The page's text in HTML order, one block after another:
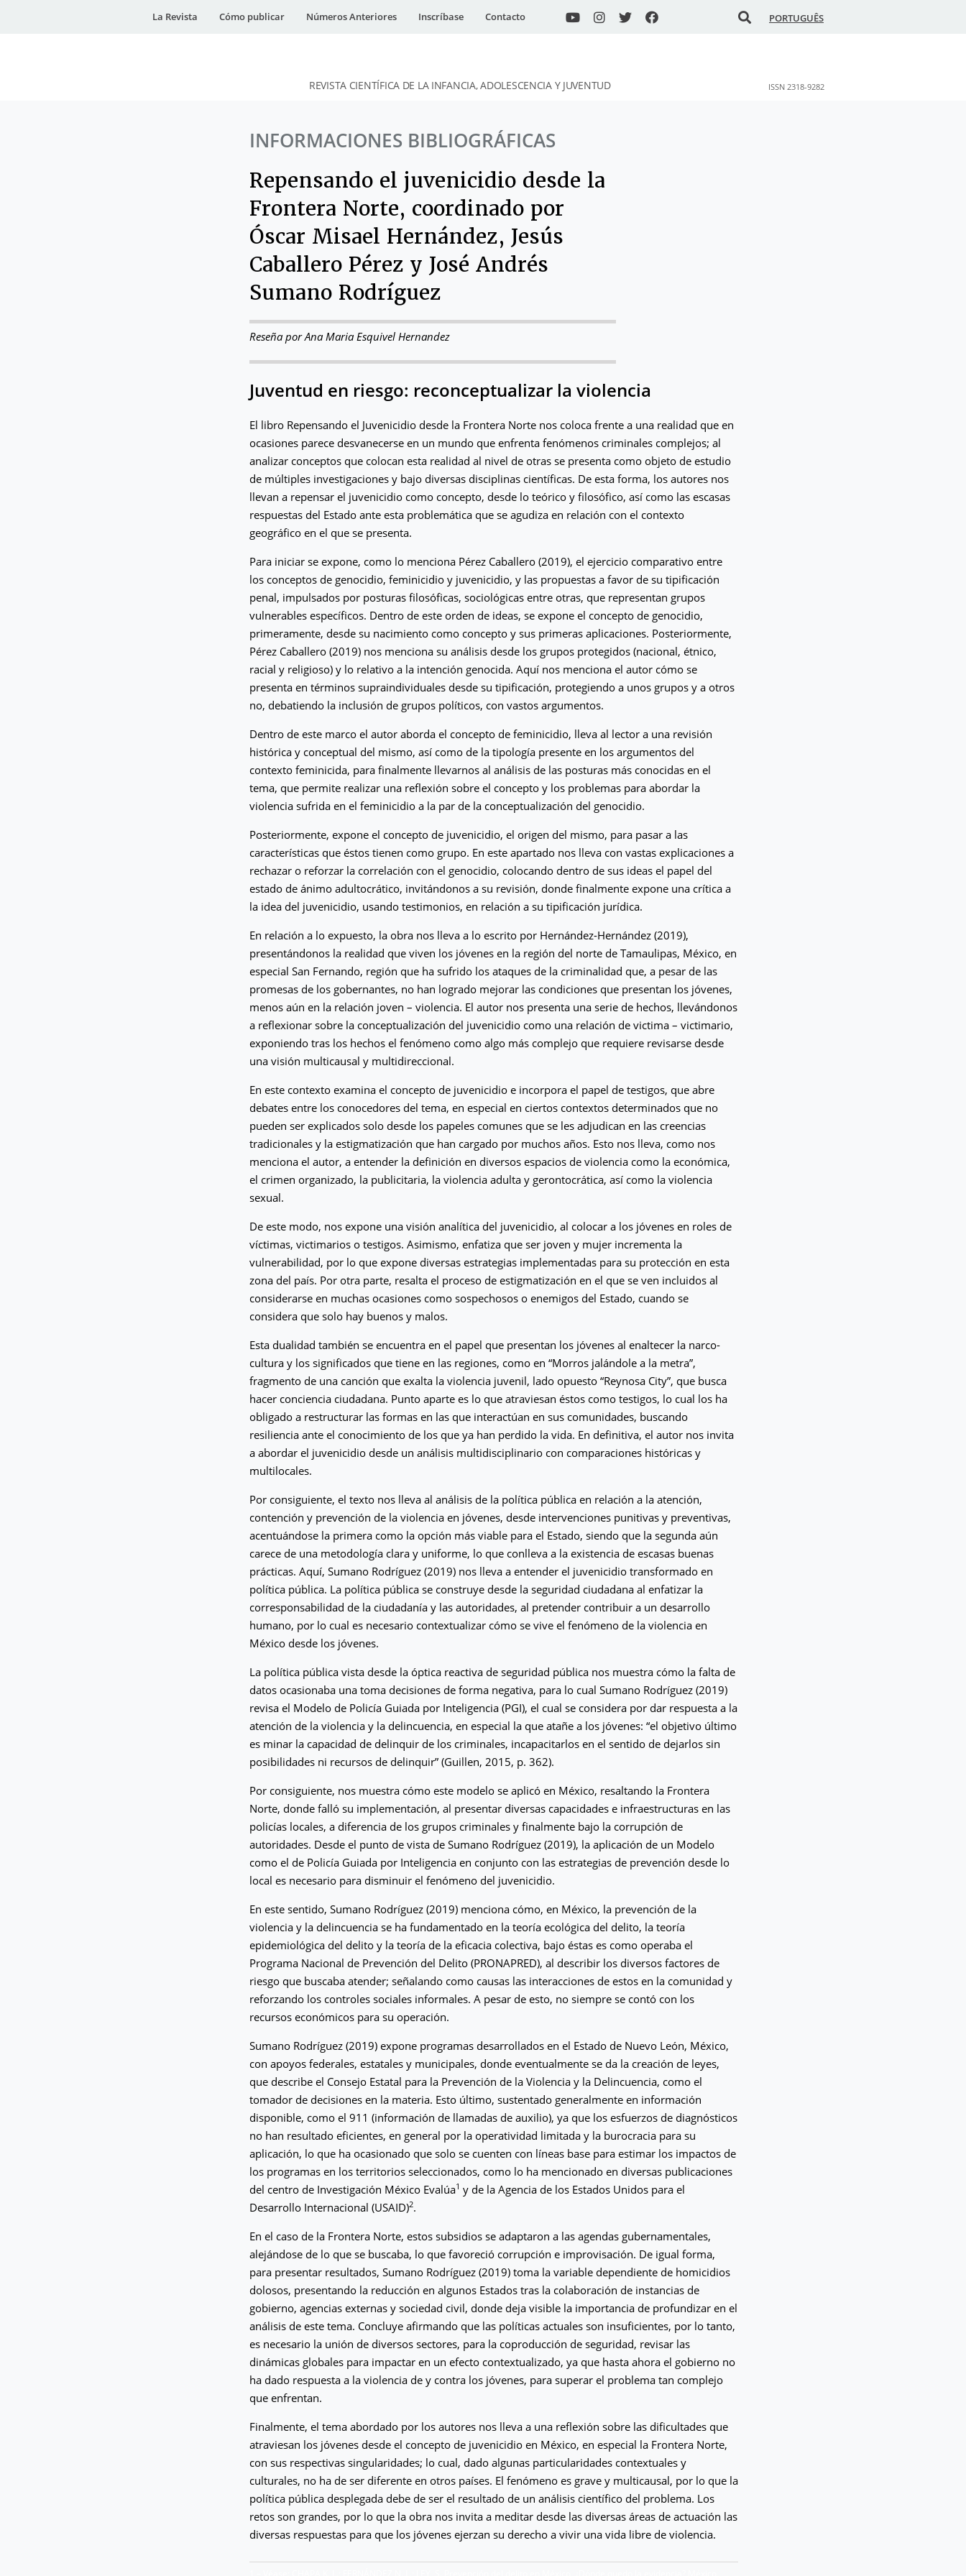
La Revista Cómo publicar Números Anteriores Inscríbase Contacto PORTUGUÊS
DESidades
REVISTA CIENTÍFICA DE LA INFANCIA, ADOLESCENCIA Y JUVENTUD ISSN 2318-9282
INFORMACIONES BIBLIOGRÁFICAS
Repensando el juvenicidio desde la
Frontera Norte, coordinado por
Óscar Misael Hernández, Jesús
Caballero Pérez y José Andrés
Sumano Rodríguez
Reseña por Ana Maria Esquivel Hernandez
Juventud en riesgo: reconceptualizar la violencia
El libro Repensando el Juvenicidio desde la Frontera Norte nos coloca frente a una realidad que en
ocasiones parece desvanecerse en un mundo que enfrenta fenómenos criminales complejos; al
analizar conceptos que colocan esta realidad al nivel de otras se presenta como objeto de estudio
de múltiples investigaciones y bajo diversas disciplinas científicas. De esta forma, los autores nos
llevan a repensar el juvenicidio como concepto, desde lo teórico y filosófico, así como las escasas
respuestas del Estado ante esta problemática que se agudiza en relación con el contexto
geográfico en el que se presenta.
Para iniciar se expone, como lo menciona Pérez Caballero (2019), el ejercicio comparativo entre
los conceptos de genocidio, feminicidio y juvenicidio, y las propuestas a favor de su tipificación
penal, impulsados por posturas filosóficas, sociológicas entre otras, que representan grupos
vulnerables específicos. Dentro de este orden de ideas, se expone el concepto de genocidio,
primeramente, desde su nacimiento como concepto y sus primeras aplicaciones. Posteriormente,
Pérez Caballero (2019) nos menciona su análisis desde los grupos protegidos (nacional, étnico,
racial y religioso) y lo relativo a la intención genocida. Aquí nos menciona el autor cómo se
presenta en términos supraindividuales desde su tipificación, protegiendo a unos grupos y a otros
no, debatiendo la inclusión de grupos políticos, con vastos argumentos.
Dentro de este marco el autor aborda el concepto de feminicidio, lleva al lector a una revisión
histórica y conceptual del mismo, así como de la tipología presente en los argumentos del
contexto feminicida, para finalmente llevarnos al análisis de las posturas más conocidas en el
tema, que permite realizar una reflexión sobre el concepto y los problemas para abordar la
violencia sufrida en el feminicidio a la par de la conceptualización del genocidio.
Posteriormente, expone el concepto de juvenicidio, el origen del mismo, para pasar a las
características que éstos tienen como grupo. En este apartado nos lleva con vastas explicaciones a
rechazar o reforzar la correlación con el genocidio, colocando dentro de sus ideas el papel del
estado de ánimo adultocrático, invitándonos a su revisión, donde finalmente expone una crítica a
la idea del juvenicidio, usando testimonios, en relación a su tipificación jurídica.
En relación a lo expuesto, la obra nos lleva a lo escrito por Hernández-Hernández (2019),
presentándonos la realidad que viven los jóvenes en la región del norte de Tamaulipas, México, en
especial San Fernando, región que ha sufrido los ataques de la criminalidad que, a pesar de las
promesas de los gobernantes, no han logrado mejorar las condiciones que presentan los jóvenes,
menos aún en la relación joven – violencia. El autor nos presenta una serie de hechos, llevándonos
a reflexionar sobre la conceptualización del juvenicidio como una relación de victima – victimario,
exponiendo tras los hechos el fenómeno como algo más complejo que requiere revisarse desde
una visión multicausal y multidireccional.
En este contexto examina el concepto de juvenicidio e incorpora el papel de testigos, que abre
debates entre los conocedores del tema, en especial en ciertos contextos determinados que no
pueden ser explicados solo desde los papeles comunes que se les adjudican en las creencias
tradicionales y la estigmatización que han cargado por muchos años. Esto nos lleva, como nos
menciona el autor, a entender la definición en diversos espacios de violencia como la económica,
el crimen organizado, la publicitaria, la violencia adulta y gerontocrática, así como la violencia
sexual.
De este modo, nos expone una visión analítica del juvenicidio, al colocar a los jóvenes en roles de
víctimas, victimarios o testigos. Asimismo, enfatiza que ser joven y mujer incrementa la
vulnerabilidad, por lo que expone diversas estrategias implementadas para su protección en esta
zona del país. Por otra parte, resalta el proceso de estigmatización en el que se ven incluidos al
considerarse en muchas ocasiones como sospechosos o enemigos del Estado, cuando se
considera que solo hay buenos y malos.
Esta dualidad también se encuentra en el papel que presentan los jóvenes al enaltecer la narco-
cultura y los significados que tiene en las regiones, como en “Morros jalándole a la metra”,
fragmento de una canción que exalta la violencia juvenil, lado opuesto “Reynosa City”, que busca
hacer conciencia ciudadana. Punto aparte es lo que atraviesan éstos como testigos, lo cual los ha
obligado a restructurar las formas en las que interactúan en sus comunidades, buscando
resiliencia ante el conocimiento de los que ya han perdido la vida. En definitiva, el autor nos invita
a abordar el juvenicidio desde un análisis multidisciplinario con comparaciones históricas y
multilocales.
Por consiguiente, el texto nos lleva al análisis de la política pública en relación a la atención,
contención y prevención de la violencia en jóvenes, desde intervenciones punitivas y preventivas,
acentuándose la primera como la opción más viable para el Estado, siendo que la segunda aún
carece de una metodología clara y uniforme, lo que conlleva a la existencia de escasas buenas
prácticas. Aquí, Sumano Rodríguez (2019) nos lleva a entender el juvenicidio transformado en
política pública. La política pública se construye desde la seguridad ciudadana al enfatizar la
corresponsabilidad de la ciudadanía y las autoridades, al pretender contribuir a un desarrollo
humano, por lo cual es necesario contextualizar cómo se vive el fenómeno de la violencia en
México desde los jóvenes.
La política pública vista desde la óptica reactiva de seguridad pública nos muestra cómo la falta de
datos ocasionaba una toma decisiones de forma negativa, para lo cual Sumano Rodríguez (2019)
revisa el Modelo de Policía Guiada por Inteligencia (PGI), el cual se considera por dar respuesta a la
atención de la violencia y la delincuencia, en especial la que atañe a los jóvenes: “el objetivo último
es minar la capacidad de delinquir de los criminales, incapacitarlos en el sentido de dejarlos sin
posibilidades ni recursos de delinquir” (Guillen, 2015, p. 362).
Por consiguiente, nos muestra cómo este modelo se aplicó en México, resaltando la Frontera
Norte, donde falló su implementación, al presentar diversas capacidades e infraestructuras en las
policías locales, a diferencia de los grupos criminales y finalmente bajo la corrupción de
autoridades. Desde el punto de vista de Sumano Rodríguez (2019), la aplicación de un Modelo
como el de Policía Guiada por Inteligencia en conjunto con las estrategias de prevención desde lo
local es necesario para disminuir el fenómeno del juvenicidio.
En este sentido, Sumano Rodríguez (2019) menciona cómo, en México, la prevención de la
violencia y la delincuencia se ha fundamentado en la teoría ecológica del delito, la teoría
epidemiológica del delito y la teoría de la eficacia colectiva, bajo éstas es como operaba el
Programa Nacional de Prevención del Delito (PRONAPRED), al describir los diversos factores de
riesgo que buscaba atender; señalando como causas las interacciones de estos en la comunidad y
reforzando los controles sociales informales. A pesar de esto, no siempre se contó con los
recursos económicos para su operación.
Sumano Rodríguez (2019) expone programas desarrollados en el Estado de Nuevo León, México,
con apoyos federales, estatales y municipales, donde eventualmente se da la creación de leyes,
que describe el Consejo Estatal para la Prevención de la Violencia y la Delincuencia, como el
tomador de decisiones en la materia. Esto último, sustentado generalmente en información
disponible, como el 911 (información de llamadas de auxilio), ya que los esfuerzos de diagnósticos
no han resultado eficientes, en general por la operatividad limitada y la burocracia para su
aplicación, lo que ha ocasionado que solo se cuenten con líneas base para estimar los impactos de
los programas en los territorios seleccionados, como lo ha mencionado en diversas publicaciones
del centro de Investigación México Evalúa1 y de la Agencia de los Estados Unidos para el
Desarrollo Internacional (USAID)2.
En el caso de la Frontera Norte, estos subsidios se adaptaron a las agendas gubernamentales,
alejándose de lo que se buscaba, lo que favoreció corrupción e improvisación. De igual forma,
para presentar resultados, Sumano Rodríguez (2019) toma la variable dependiente de homicidios
dolosos, presentando la reducción en algunos Estados tras la colaboración de instancias de
gobierno, agencias externas y sociedad civil, donde deja visible la importancia de profundizar en el
análisis de este tema. Concluye afirmando que las políticas actuales son insuficientes, por lo tanto,
es necesario la unión de diversos sectores, para la coproducción de seguridad, revisar las
dinámicas globales para impactar en un efecto contextualizado, ya que hasta ahora el gobierno no
ha dado respuesta a la violencia de y contra los jóvenes, para superar el problema tan complejo
que enfrentan.
Finalmente, el tema abordado por los autores nos lleva a una reflexión sobre las dificultades que
atraviesan los jóvenes desde el concepto de juvenicidio en México, en especial la Frontera Norte,
con sus respectivas singularidades; lo cual, dado algunas particularidades contextuales y
culturales, no ha de ser diferente en otros países. El fenómeno es grave y multicausal, por lo que la
política pública desplegada debe de ser el resultado de un análisis científico del problema. Los
retos son grandes, por lo que la obra nos invita a meditar desde las diversas áreas de actuación las
diversas respuestas para que los jóvenes ejerzan su derecho a vivir una vida libre de violencia.